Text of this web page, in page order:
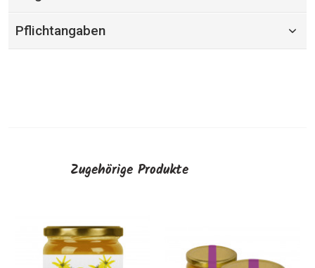
Pflichtangaben
Zugehörige Produkte